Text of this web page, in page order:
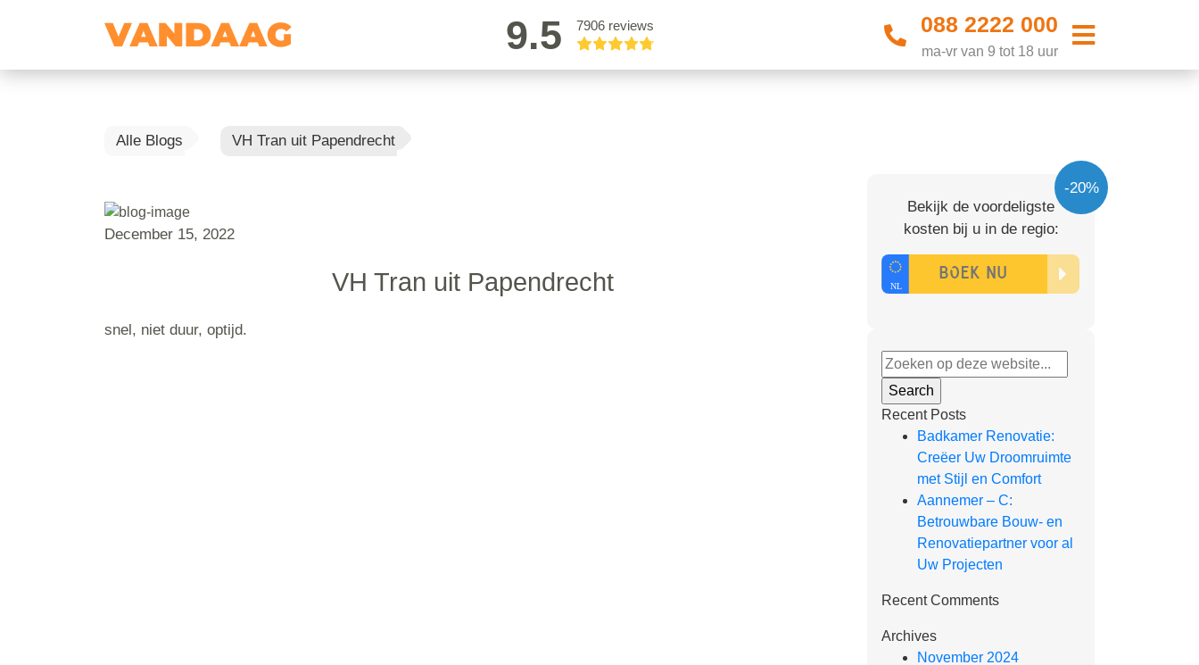
9.5 7906 reviews 088 2222 000
ma-vr van 9 tot 18 uur
Alle Blogs VH Tran uit Papendrecht
December 15, 2022
VH Tran uit Papendrecht
snel, niet duur, optijd.
-20%
Bekijk de voordeligste
kosten bij u in de regio:
Recent Posts
Badkamer Renovatie:
Creëer Uw Droomruimte
met Stijl en Comfort
Aannemer – C:
Betrouwbare Bouw- en
Renovatiepartner voor al
Uw Projecten
Recent Comments
Archives
November 2024